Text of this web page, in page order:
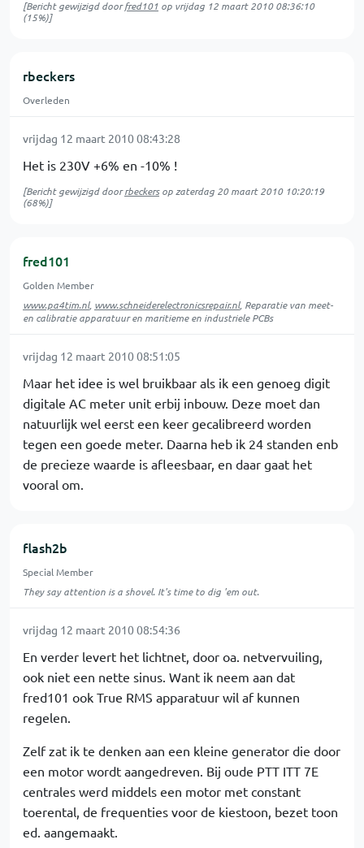
[Bericht gewijzigd doorfred101 op vrijdag 12 maart 2010 08:36:10
(15%)]
rbeckers
Overleden
vrijdag 12 maart 2010 08:43:28
Het is 230V +6% en -10% !
[Bericht gewijzigd doorrbeckersop zaterdag 20 maart 2010 10:20:19
(68%)]
fred101
Golden Member
www.pa4tim.nl, www.schneiderelectronicsrepair.nl, Reparatie van meet-
en calibratie apparatuur en maritieme en industriele PCBs
vrijdag 12 maart 2010 08:51:05
Maar het idee is wel bruikbaar als ik een genoeg digit
digitale AC meter unit erbij inbouw. Deze moet dan
natuurlijk wel eerst een keer gecalibreerd worden
tegen een goede meter. Daarna heb ik 24 standen enb
de precieze waarde is afleesbaar, en daar gaat het
vooral om.
flash2b
Special Member
They say attention is a shovel. It's time to dig 'em out.
vrijdag 12 maart 2010 08:54:36
En verder levert het lichtnet, door oa. netvervuiling,
ook niet een nette sinus. Want ik neem aan dat
fred101 ook True RMS apparatuur wil af kunnen
regelen.
Zelf zat ik te denken aan een kleine generator die door
een motor wordt aangedreven. Bij oude PTT ITT 7E
centrales werd middels een motor met constant
toerental, de frequenties voor de kiestoon, bezet toon
ed. aangemaakt.